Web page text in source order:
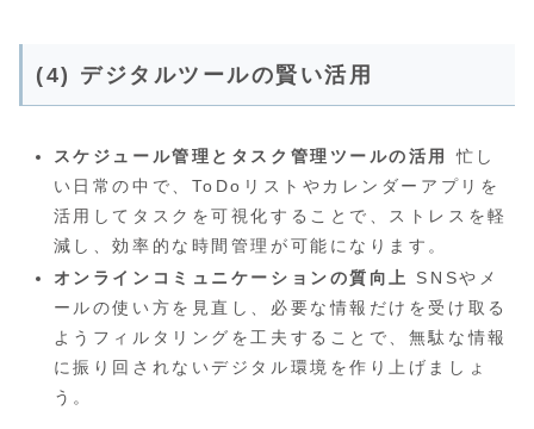
(4) デジタルツールの賢い活用
スケジュール管理とタスク管理ツールの活用
忙し
い日常の中で、ToDoリストやカレンダーアプリを
活用してタスクを可視化することで、ストレスを軽
減し、効率的な時間管理が可能になります。
オンラインコミュニケーションの質向上
SNSやメ
ールの使い方を見直し、必要な情報だけを受け取る
ようフィルタリングを工夫することで、無駄な情報
に振り回されないデジタル環境を作り上げましょ
う。